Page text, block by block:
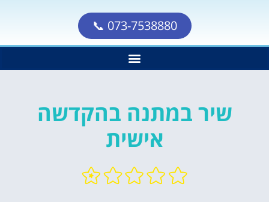
073-7538880 📞
שיר במתנה בהקדשה
אישית